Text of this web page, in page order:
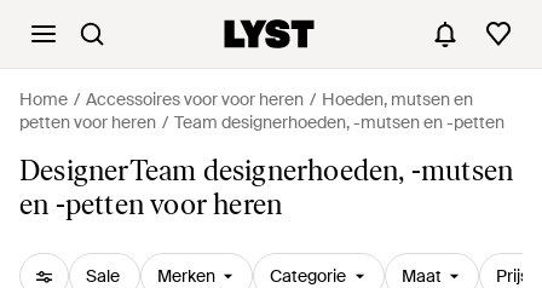
Home Accessoires voor voor heren
Hoeden, mutsen en
petten voor heren
Team designerhoeden, -mutsen en -petten
DesignerTeam designerhoeden, -mutsen
en -petten voor heren
Sale Merken Categorie Maat Prijs